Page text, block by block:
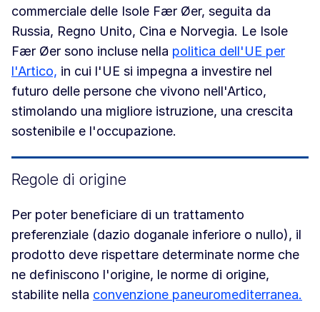
commerciale delle Isole Fær Øer, seguita da
Russia, Regno Unito, Cina e Norvegia. Le Isole
Fær Øer sono incluse nella politica dell'UE per
l'Artico, in cui l'UE si impegna a investire nel
futuro delle persone che vivono nell'Artico,
stimolando una migliore istruzione, una crescita
sostenibile e l'occupazione.
Regole di origine
Per poter beneficiare di un trattamento
preferenziale (dazio doganale inferiore o nullo), il
prodotto deve rispettare determinate norme che
ne definiscono l'origine, le norme di origine,
stabilite nella convenzione paneuromediterranea.